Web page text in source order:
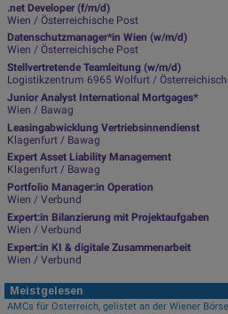
.net Developer (f/m/d)
Wien / Österreichische Post
Datenschutzmanager*in Wien (w/m/d)
Wien / Österreichische Post
Stellvertretende Teamleitung (w/m/d)
Logistikzentrum 6965 Wolfurt /
Junior Analyst International Mortgages*
Wien / Bawag
Leasingabwicklung Vertriebsinnendienst
Klagenfurt / Bawag
Expert Asset Liability Management
Klagenfurt / Bawag
Portfolio Manager:in Operation
Wien / Verbund
Expert:in Bilanzierung mit Projektaufgaben
Wien / Verbund
Expert:in KI & digitale Zusammenarbeit
Wien / Verbund
Meistgelesen
AMCs für Österreich, gelistet an der Wiener Börse